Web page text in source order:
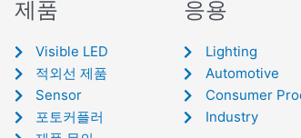
제품
Visible LED
적외선 제품
Sensor
포토커플러
응용
Lighting
Automotive
Consumer
Industry